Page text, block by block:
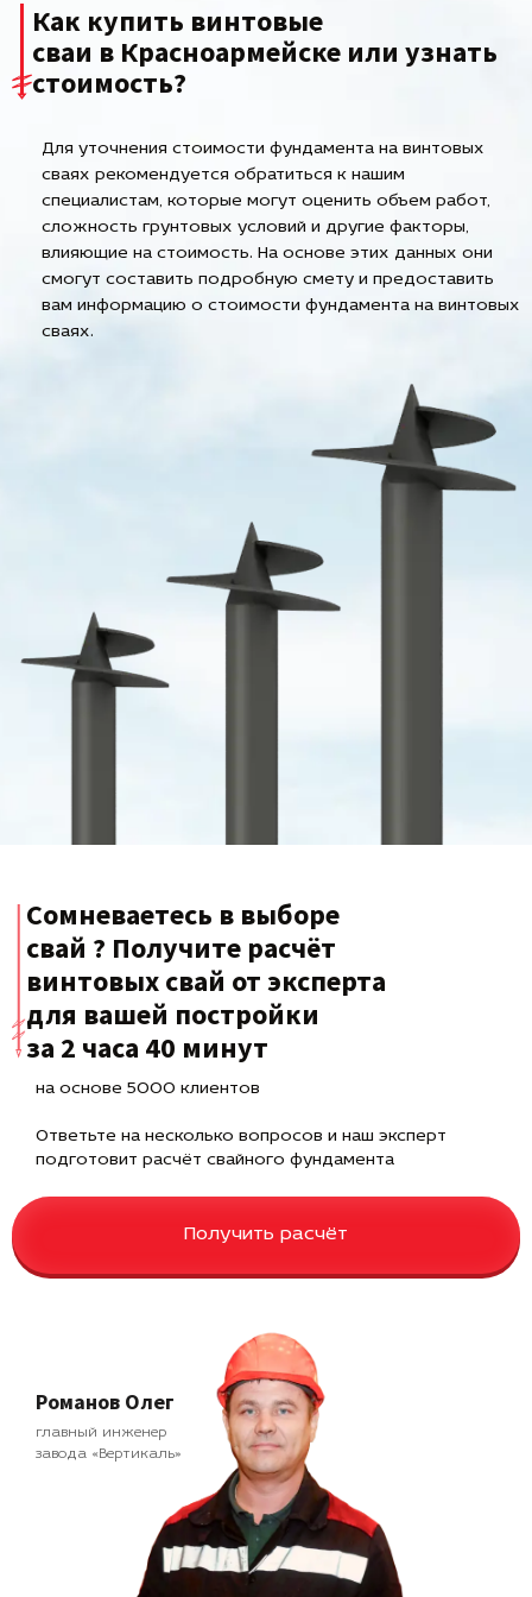
Как купить винтовые
сваи в Красноармейске или узнать
стоимость?
Для уточнения стоимости фундамента на винтовых
сваях рекомендуется обратиться к нашим
специалистам, которые могут оценить объем работ,
сложность грунтовых условий и другие факторы,
влияющие на стоимость. На основе этих данных они
смогут составить подробную смету и предоставить
вам информацию о стоимости фундамента на винтовых
сваях.
Сомневаетесь в выборе
свай ? Получите расчёт
винтовых свай от эксперта
для вашей постройки
за 2 часа 40 минут
на основе 5000 клиентов
Ответьте на несколько вопросов и наш эксперт
подготовит расчёт свайного фундамента
Получить расчёт
Романов Олег
главный инженер
завода «Вертикаль»